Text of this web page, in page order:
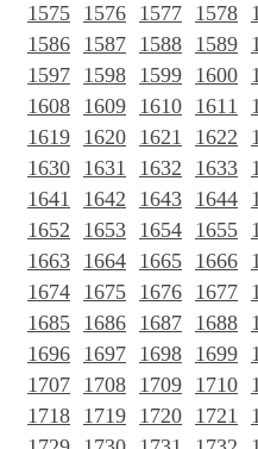
1575 1576 1577 1578
1586 1587 1588 1589
1597 1598 1599 1600
1608 1609 1610 1611
1619 1620 1621 1622
1630 1631 1632 1633
1641
1642 1643 1644
1652
1653 1654 1655
1663 1664 1665 1666
1674 1675 1676 1677
1685 1686 1687 1688
1696 1697 1698 1699
1707 1708 1709 1710
1718 1719 1720 1721